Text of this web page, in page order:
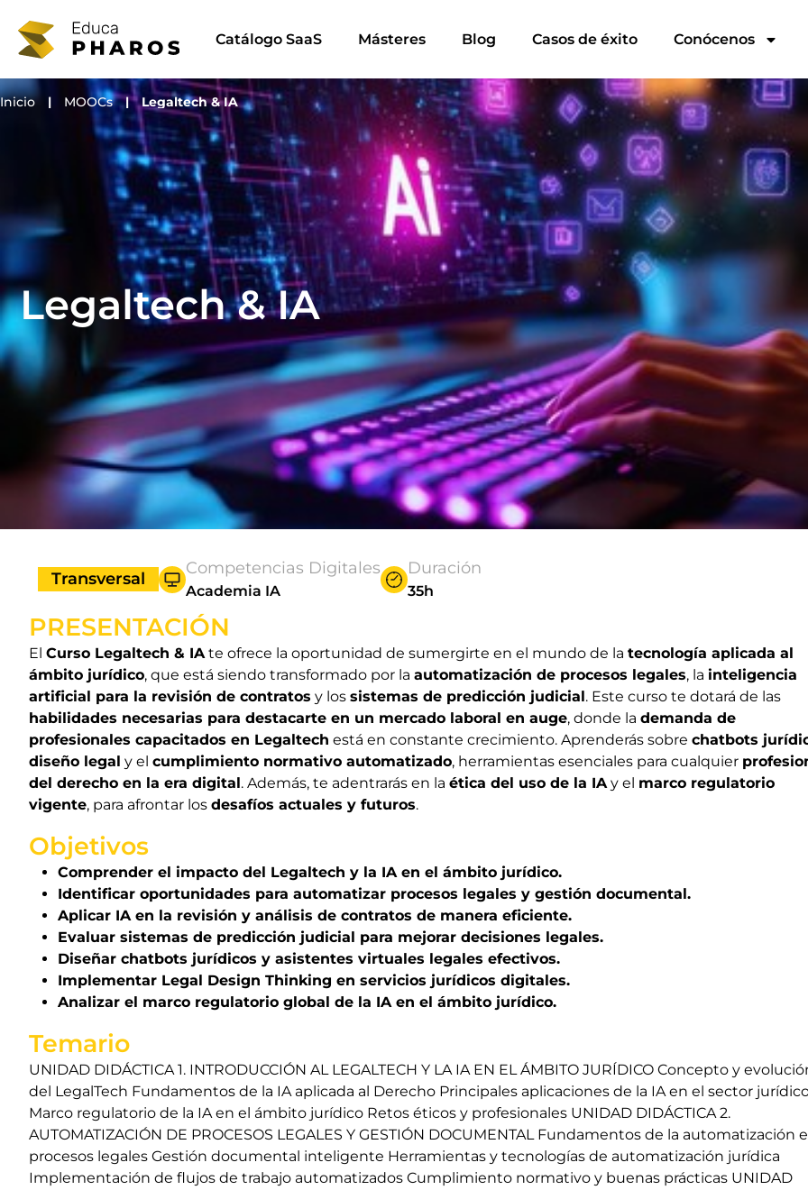
contenido
Catálogo SaaS Másteres Blog Casos de éxito Conócenos
Inicio | MOOCs | Legaltech & IA
Legaltech & IA
Transversal
Competencias Digitales
Academia IA
Duración
35h
PRESENTACIÓN
El Curso Legaltech & IAte ofrece la oportunidad de sumergirte en el mundo de la tecnología aplicada al
ámbito jurídico, que está siendo transformado por la automatización de procesos legales, la inteligencia
artificial para la revisión de contratos y los sistemas de predicción judicial. Este curso te dotará de las
habilidades necesarias para destacarte en un mercado laboral en auge, donde la demanda de
profesionales capacitados en Legaltech está en constante crecimiento. Aprenderás sobre chatbots
diseño legal y el cumplimiento normativo automatizado, herramientas esenciales para cualquier
del derecho en la era digital. Además, te adentrarás en la ética del uso de la IAy el marco regulatorio
vigente, para afrontar los desafíos actuales y futuros.
Objetivos
Comprender el impacto del Legaltech y la IA en el ámbito jurídico.
Identificar oportunidades para automatizar procesos legales y gestión documental.
Aplicar IA en la revisión y análisis de contratos de manera eficiente.
Evaluar sistemas de predicción judicial para mejorar decisiones legales.
Diseñar chatbots jurídicos y asistentes virtuales legales efectivos.
Implementar Legal Design Thinking en servicios jurídicos digitales.
Analizar el marco regulatorio global de la IA en el ámbito jurídico.
Temario
UNIDAD DIDÁCTICA 1. INTRODUCCIÓN AL LEGALTECH Y LA IA EN EL ÁMBITO JURÍDICO Concepto y
del LegalTech Fundamentos de la IA aplicada al Derecho Principales aplicaciones de la IA en el sector
Marco regulatorio de la IA en el ámbito jurídico Retos éticos y profesionales UNIDAD DIDÁCTICA 2.
AUTOMATIZACIÓN DE PROCESOS LEGALES Y GESTIÓN DOCUMENTAL Fundamentos de la automatización
procesos legales Gestión documental inteligente Herramientas y tecnologías de automatización jurídica
Implementación de flujos de trabajo automatizados Cumplimiento normativo y buenas prácticas UNIDAD